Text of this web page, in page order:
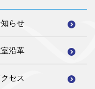
らせ
沿革
セス